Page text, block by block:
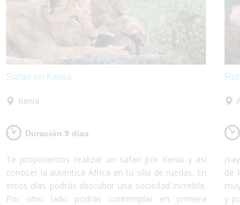
conocer las reservas naturales con muchas
especies en peligro de extinción. La segunda parte
del viaje se desarrolla en la ciudad de Orlando. ¡No
lo dudes más y vete de vacaciones a Miami y
Orlando! Será una experiencia increíble en la que no
tendrás que preocuparte por nada... ¡Sólo en
Safari en Kenia
Kenia
Duración 9 dias
Te proponemos realizar un safari por Kenia y así
conocer la auténtica África en tu silla de ruedas. En
estos días podrás descubrir una sociedad increíble.
Por otro lado podrás contemplar en primera
de
y